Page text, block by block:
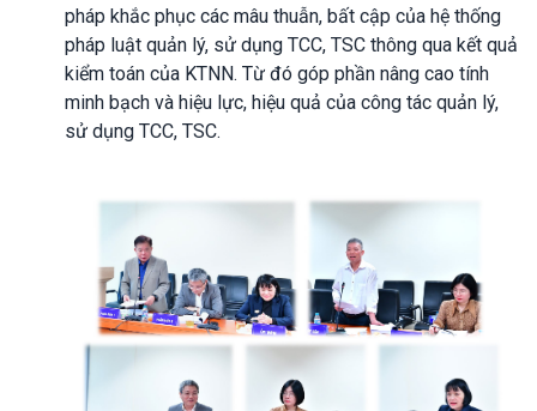
pháp khắc phục các mâu thuẫn, bất cập của hệ thống
pháp luật quản lý, sử dụng TCC, TSC thông qua kết quả
kiểm toán của KTNN. Từ đó góp phần nâng cao tính
minh bạch và hiệu lực, hiệu quả của công tác quản lý,
sử dụng TCC, TSC.